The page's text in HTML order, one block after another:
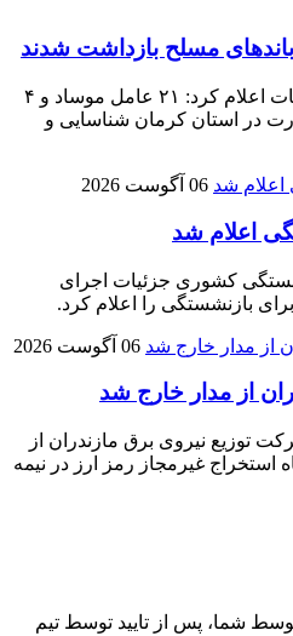
محمودآباد آنلاین : وزارت اطلاعات اعلام کرد: ۲۱ عامل موساد و ۴
در استان کرمان شناسایی و
06 آگوست 2026
اعلام شد
کشوری جزئیات اجرای
بازنشستگی را اعلام کرد.
06 آگوست 2026
توزیع نیروی برق مازندران از
جمع‌آوری ۱۹ دستگاه استخراج غیرمجاز رمز ارز در نیمه
شما، پس از تایید توسط تیم